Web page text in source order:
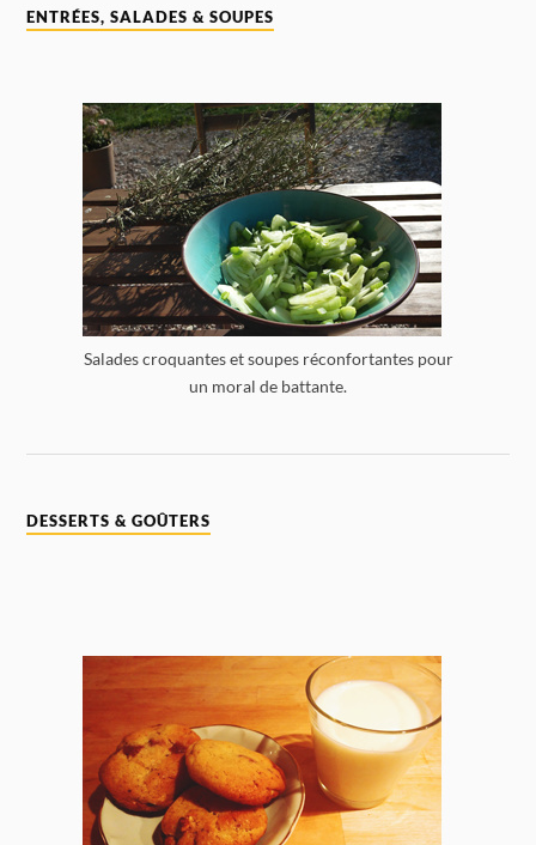
ENTRÉES, SALADES & SOUPES
Salades croquantes et soupes réconfortantes pour
un moral de battante.
DESSERTS & GOÛTERS